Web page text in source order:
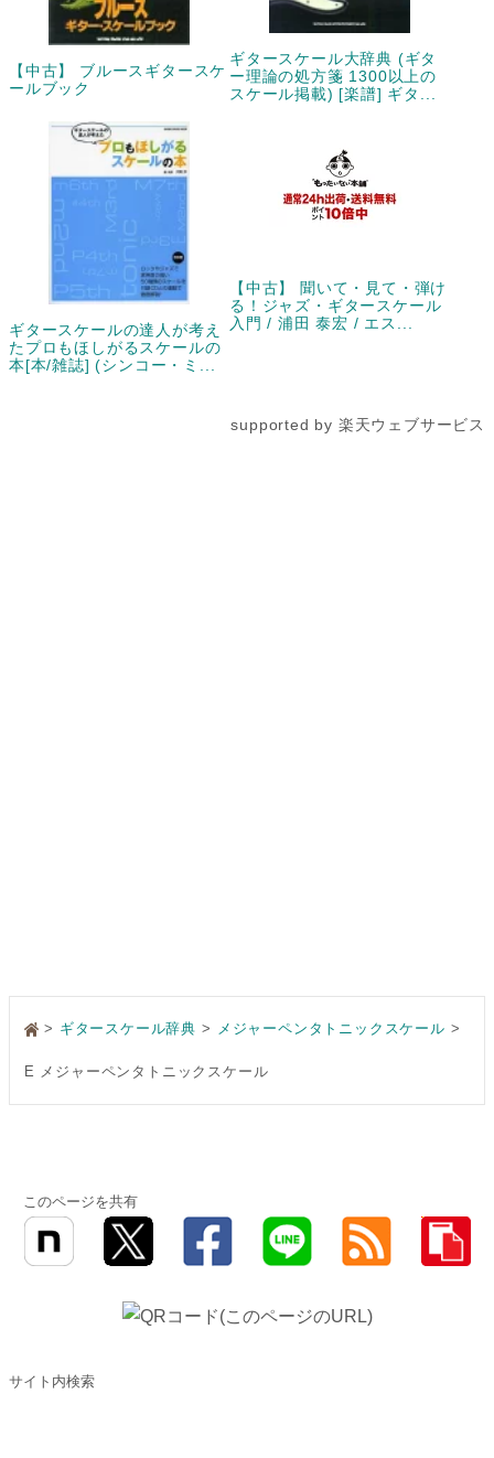
【中古】 ブルースギタースケ
ールブック
ギタースケール大辞典 (ギタ
ー理論の処方箋 1300以上の
スケール掲載) [楽譜] ギタ...
ギタースケールの達人が考え
たプロもほしがるスケールの
本[本/雑誌] (シンコー・ミ...
【中古】 聞いて・見て・弾け
る！ジャズ・ギタースケール
入門 / 浦田 泰宏 / エス...
supported by 楽天ウェブサービス
> ギタースケール辞典 メジャーペンタトニックスケール
E メジャーペンタトニックスケール
このページを共有
サイト内検索